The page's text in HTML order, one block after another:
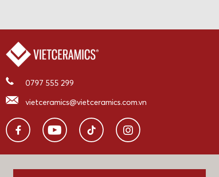
0797 555 299
vietceramics@vietceramics.com.vn